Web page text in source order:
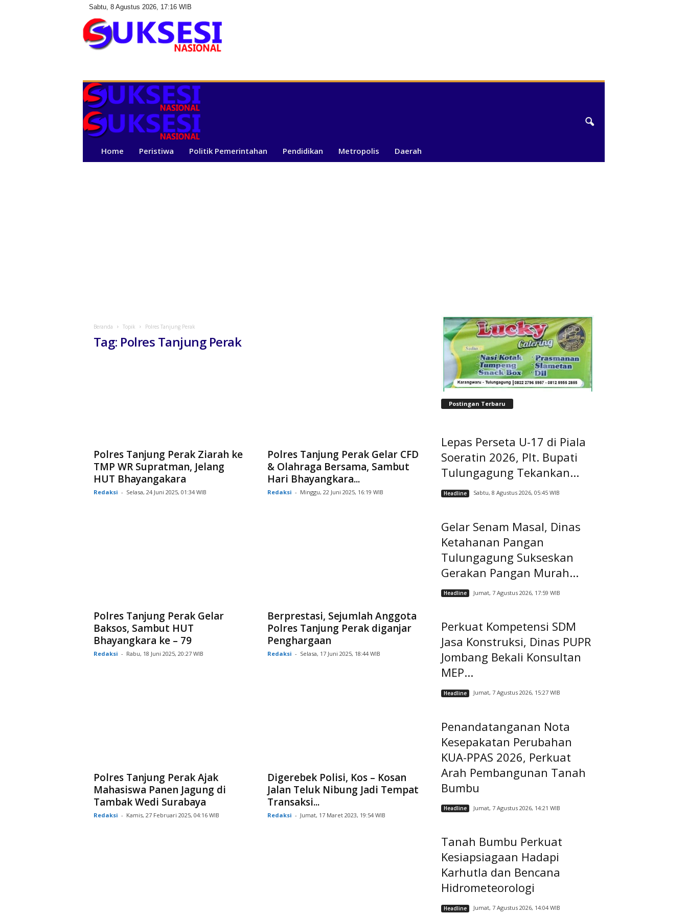
Sabtu, 8 Agustus 2026, 17:16 WIB
s
e
i
N
i
Home Peristiwa Politik Pemerintahan Pendidikan Metropolis Daerah
Beranda Topik Polres Tanjung Perak
Tag: Polres Tanjung Perak
Polres Tanjung Perak Ziarah ke
TMP WR Supratman, Jelang
HUT Bhayangakara
Redaksi - Selasa, 24 Juni 2025, 01:34 WIB
Polres Tanjung Perak Gelar CFD
& Olahraga Bersama, Sambut
Hari Bhayangkara...
Redaksi - Minggu, 22 Juni 2025, 16:19 WIB
Polres Tanjung Perak Gelar
Baksos, Sambut HUT
Bhayangkara ke – 79
Redaksi - Rabu, 18 Juni 2025, 20:27 WIB
Berprestasi, Sejumlah Anggota
Polres Tanjung Perak diganjar
Penghargaan
Redaksi - Selasa, 17 Juni 2025, 18:44 WIB
Polres Tanjung Perak Ajak
Mahasiswa Panen Jagung di
Tambak Wedi Surabaya
Redaksi - Kamis, 27 Februari 2025, 04:16 WIB
Digerebek Polisi, Kos – Kosan
Jalan Teluk Nibung Jadi Tempat
Transaksi...
Redaksi - Jumat, 17 Maret 2023, 19:54 WIB
Postingan Terbaru
Lepas Perseta U-17 di Piala
Soeratin 2026, Plt. Bupati
Tulungagung Tekankan...
Headline Sabtu, 8 Agustus 2026, 05:45 WIB
Gelar Senam Masal, Dinas
Ketahanan Pangan
Tulungagung Sukseskan
Gerakan Pangan Murah...
Headline Jumat, 7 Agustus 2026, 17:59 WIB
Perkuat Kompetensi SDM
Jasa Konstruksi, Dinas PUPR
Jombang Bekali Konsultan
MEP...
Headline Jumat, 7 Agustus 2026, 15:27 WIB
Penandatanganan Nota
Kesepakatan Perubahan
KUA-PPAS 2026, Perkuat
Arah Pembangunan Tanah
Bumbu
Headline Jumat, 7 Agustus 2026, 14:21 WIB
Tanah Bumbu Perkuat
Kesiapsiagaan Hadapi
Karhutla dan Bencana
Hidrometeorologi
Headline Jumat, 7 Agustus 2026, 14:04 WIB